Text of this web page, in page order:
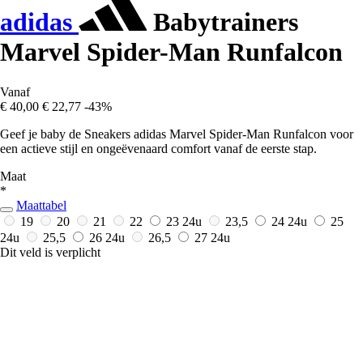
adidas
Babytrainers
Marvel Spider-Man Runfalcon
Vanaf
€ 40,00 € 22,77 -43%
Geef je baby de Sneakers adidas Marvel Spider-Man Runfalcon voor
een actieve stijl en ongeëvenaard comfort vanaf de eerste stap.
Maat
*
Maattabel
19
20 21 22 23 24u 23,5 24 24u
25
24u
25,5 26 24u 26,5 27 24u
Dit veld is verplicht